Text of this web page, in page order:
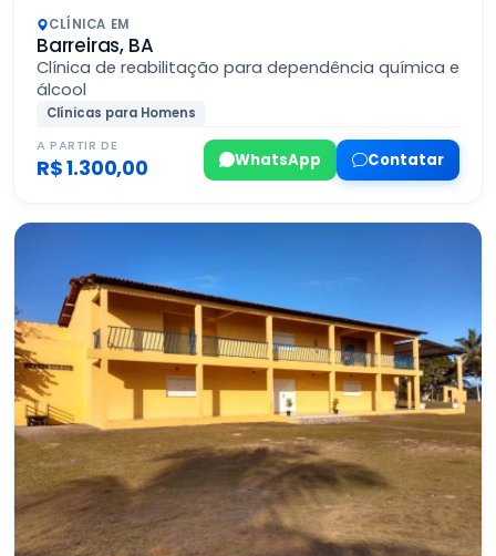
CLÍNICA EM
Barreiras, BA
Clínica de reabilitação para dependência química e
álcool
Clínicas para Homens
A PARTIR DE
R$ 1.300,00 WhatsApp Contatar